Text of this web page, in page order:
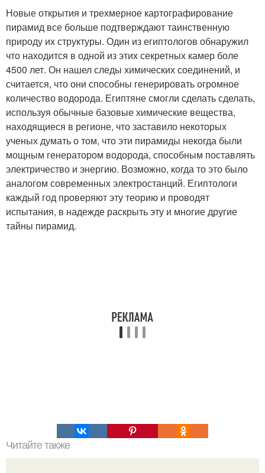
Новые открытия и трехмерное картографирование
пирамид все больше подтверждают таинственную
природу их структуры. Один из египтологов обнаружил
что находится в одной из этих секретных камер боле
4500 лет. Он нашел следы химических соединений, и
считается, что они способны генерировать огромное
количество водорода. Египтяне смогли сделать сделать,
используя обычные базовые химические вещества,
находящиеся в регионе, что заставило некоторых
ученых думать о том, что эти пирамиды некогда были
мощным генератором водорода, способным поставлять
электричество и энергию. Возможно, когда то это было
аналогом современных электростанций. Египтологи
каждый год проверяют эту теорию и проводят
испытания, в надежде раскрыть эту и многие другие
тайны пирамид.
Читайте также